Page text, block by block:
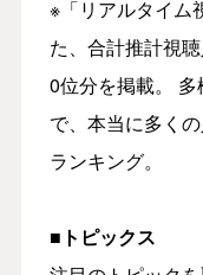
※「リアルタイム
た、合計推計視
0位分を掲載。
で、本当に多く
ランキング。
■トピックス